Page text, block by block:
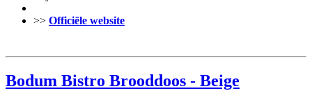
>> Officiële website
Bodum Bistro Brooddoos - Beige